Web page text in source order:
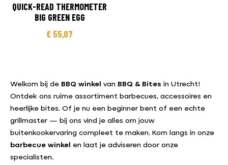
QUICK-READ THERMOMETER
BIG GREEN EGG
€ 55,07
Welkom bij de BBQ winkel van BBQ & Bites in Utrecht!
Ontdek ons ruime assortiment barbecues, accessoires en
heerlijke bites. Of je nu een beginner bent of een echte
grillmaster — bij ons vind je alles om jouw
buitenkookervaring compleet te maken. Kom langs in onze
barbecue winkel en laat je adviseren door onze
specialisten.